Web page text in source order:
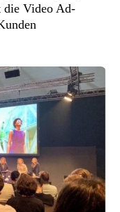
die Video Ad-